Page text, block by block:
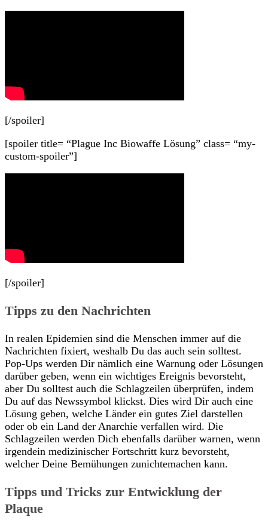
[/spoiler]
[spoiler title= “Plague Inc Biowaffe Lösung” class= “my-
custom-spoiler”]
[/spoiler]
Tipps zu den Nachrichten
In realen Epidemien sind die Menschen immer auf die
Nachrichten fixiert, weshalb Du das auch sein solltest.
Pop-Ups werden Dir nämlich eine Warnung oder Lösungen
darüber geben, wenn ein wichtiges Ereignis bevorsteht,
aber Du solltest auch die Schlagzeilen überprüfen, indem
Du auf das Newssymbol klickst. Dies wird Dir auch eine
Lösung geben, welche Länder ein gutes Ziel darstellen
oder ob ein Land der Anarchie verfallen wird. Die
Schlagzeilen werden Dich ebenfalls darüber warnen, wenn
irgendein medizinischer Fortschritt kurz bevorsteht,
welcher Deine Bemühungen zunichtemachen kann.
Tipps und Tricks zur Entwicklung der
Plaque